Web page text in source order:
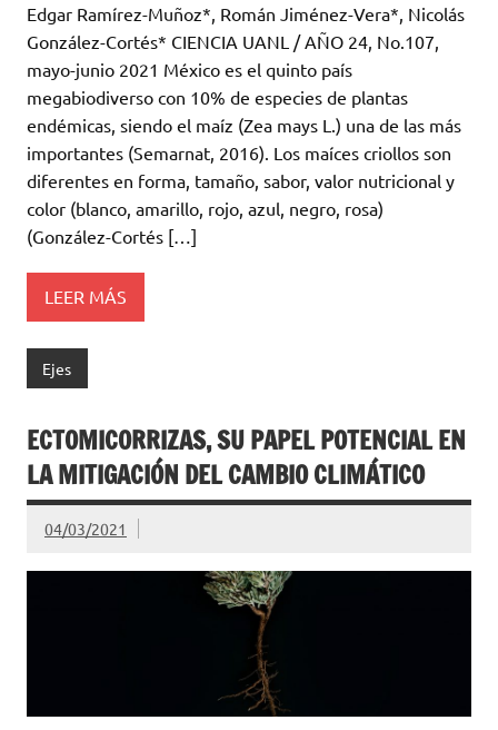
Edgar Ramírez-Muñoz*, Román Jiménez-Vera*, Nicolás
González-Cortés* CIENCIA UANL / AÑO 24, No.107,
mayo-junio 2021 México es el quinto país
megabiodiverso con 10% de especies de plantas
endémicas, siendo el maíz (Zea mays L.) una de las más
importantes (Semarnat, 2016). Los maíces criollos son
diferentes en forma, tamaño, sabor, valor nutricional y
color (blanco, amarillo, rojo, azul, negro, rosa)
(González-Cortés […]
LEER MÁS
Ejes
ECTOMICORRIZAS, SU PAPEL POTENCIAL EN
LA MITIGACIÓN DEL CAMBIO CLIMÁTICO
04/03/2021